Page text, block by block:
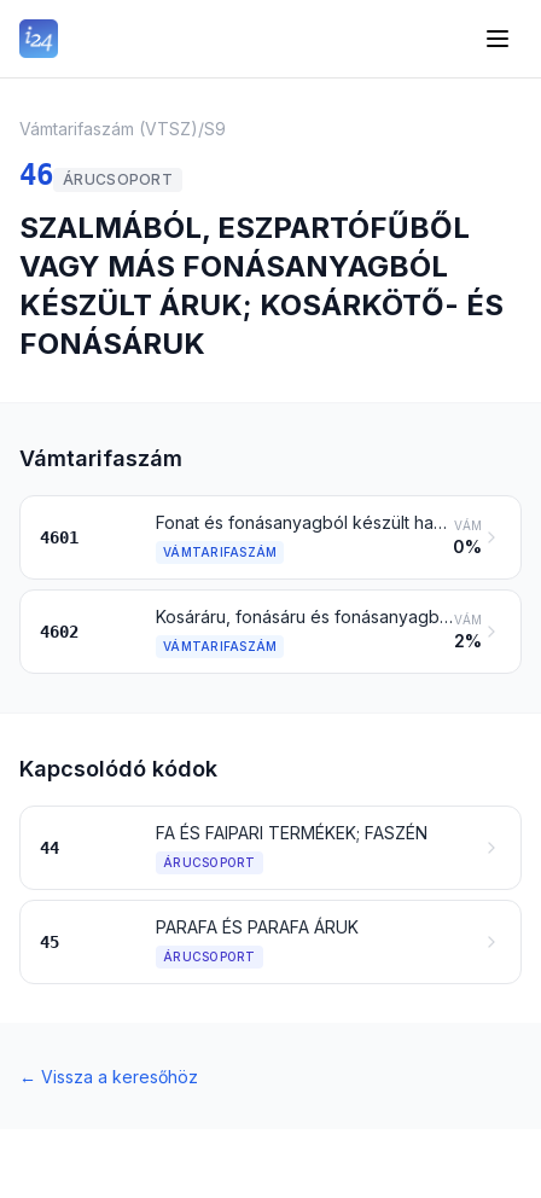
Vámtarifaszám (VTSZ)/S9
46 ÁRUCSOPORT
SZALMÁBÓL, ESZPARTÓFŰBŐL
VAGY MÁS FONÁSANYAGBÓL
KÉSZÜLT ÁRUK; KOSÁRKÖTŐ- ÉS
FONÁSÁRUK
Vámtarifaszám
4601
Fonat és fonásanyagból készült hasonló áru csíknak összeállítva is; fonásanyag, fonat és fonásanyagból készült hasonló termék párhuzamos pászmákban lap alakban összekötve vagy szőve, késztermék is (pl. gyékényszőnyeg, lábtörlő, függöny)
VÁMTARIFASZÁM
VÁM
0%
4602
Kosáráru, fonásáru és fonásanyagból közvetlenül kész alakban előállított más áru vagy a 4601 vtsz. alá tartozó anyagokból készült áru; szivacsból (luffaszivacs) készült áru
VÁMTARIFASZÁM
VÁM
2%
Kapcsolódó kódok
44
FA ÉS FAIPARI TERMÉKEK; FASZÉN
ÁRUCSOPORT
45
PARAFA ÉS PARAFA ÁRUK
ÁRUCSOPORT
← Vissza a keresőhöz